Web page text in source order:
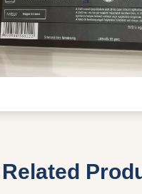
Related